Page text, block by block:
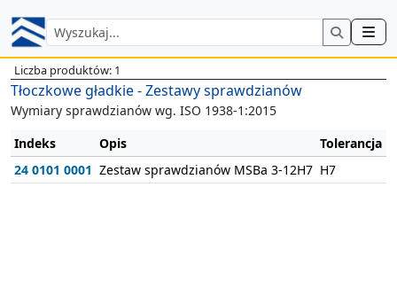
Liczba produktów: 1
Tłoczkowe gładkie - Zestawy sprawdzianów
Wymiary sprawdzianów wg. ISO 1938-1:2015
Indeks
Opis Tolerancja
24 0101 0001 Zestaw sprawdzianów MSBa 3-12H7 H7